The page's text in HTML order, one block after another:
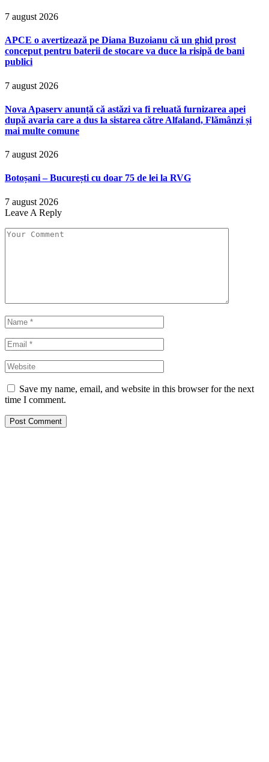
7 august 2026
APCE o avertizează pe Diana Buzoianu că un ghid prost
conceput pentru baterii de stocare va duce la risipă de bani
publici
7 august 2026
Nova Apaserv anunță că astăzi va fi reluată furnizarea apei
după avaria care a dus la sistarea către Alfaland, Flămânzi și
mai multe comune
7 august 2026
Botoșani – București cu doar 75 de lei la RVG
7 august 2026
Leave A Reply
Save my name, email, and website in this browser for the next
time I comment.